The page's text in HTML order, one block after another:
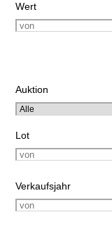
Wert
Auktion
Lot
Verkaufsjahr